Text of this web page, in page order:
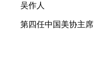
吴作人
第四任中国美协主席